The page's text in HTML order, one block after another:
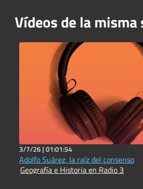
Vídeos de la misma
3/7/26 |01:01:54
Adolfo Suárez, la raíz del consenso
Geografía e Historia en Radio 3